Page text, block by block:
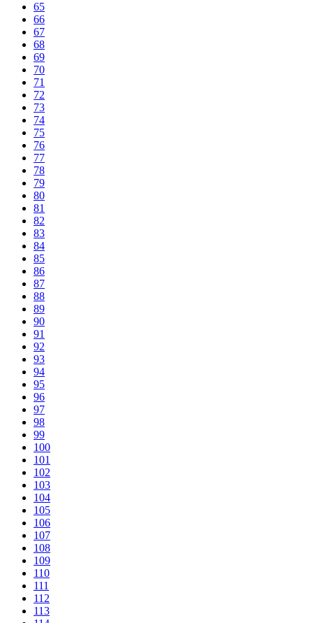
65
66
67
68
69
70
71
72
73
74
75
76
77
78
79
80
81
82
83
84
85
86
87
88
89
90
91
92
93
94
95
96
97
98
99
100
101
102
103
104
105
106
107
108
109
110
111
112
113